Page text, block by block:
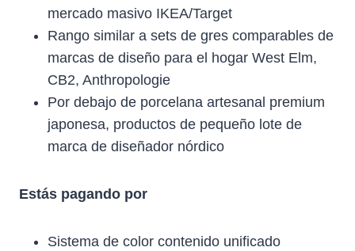
mercado masivo IKEA/Target
Rango similar a sets de gres comparables de
marcas de diseño para el hogar West Elm,
CB2, Anthropologie
Por debajo de porcelana artesanal premium
japonesa, productos de pequeño lote de
marca de diseñador nórdico
Estás pagando por
Sistema de color contenido unificado